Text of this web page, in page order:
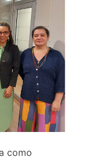
como